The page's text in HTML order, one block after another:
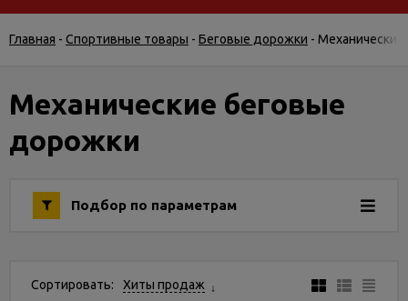
Гарантия
Услуги
и
Главная - Спортивные товары - Беговые дорожки -
Механические беговые
дорожки
Подбор по параметрам
Сортировать: Хиты продаж